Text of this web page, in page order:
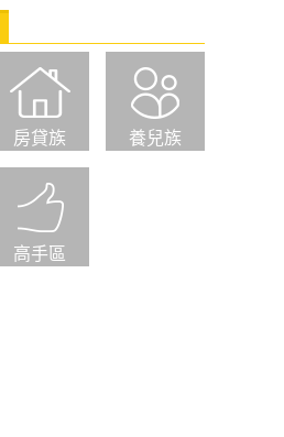
房貸族 養兒族
高手區